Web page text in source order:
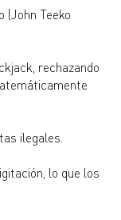
(John Teeko
rechazando
ilegales.
lo que los